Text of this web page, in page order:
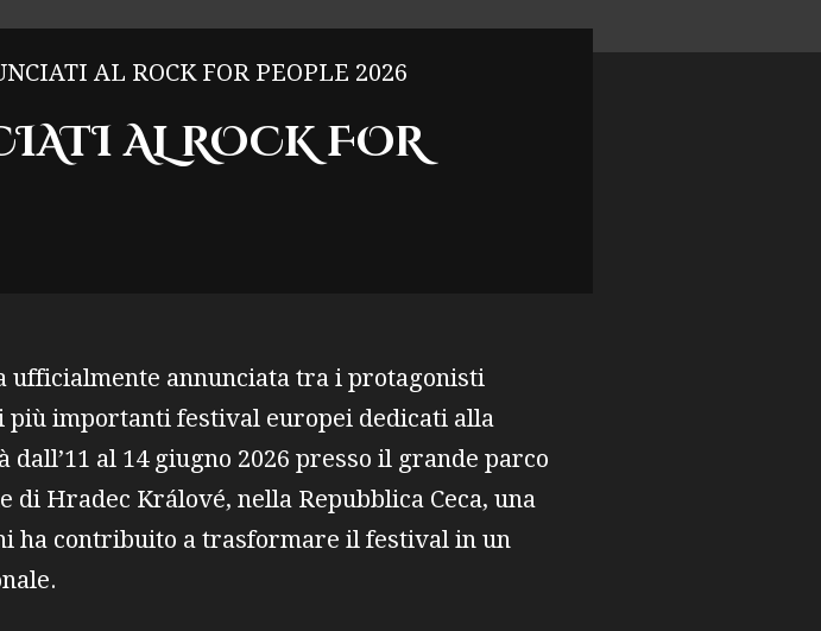
AL ROCK FOR PEOPLE 2026
AL ROCK FOR
ufficialmente annunciata tra i protagonisti
più importanti festival europei dedicati alla
al 14 giugno 2026 presso il grande parco
Hradec Králové, nella Repubblica Ceca, una
ha contribuito a trasformare il festival in un